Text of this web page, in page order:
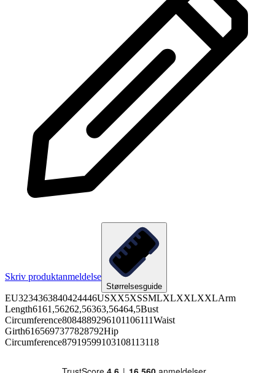
Skriv produktanmeldelse
Størrelsesguide
EU3234363840424446USXX5XSSMLXLXXLXXLArm
Length6161,56262,56363,56464,5Bust
Circumference8084889296101106111Waist
Girth6165697377828792Hip
Circumference87919599103108113118